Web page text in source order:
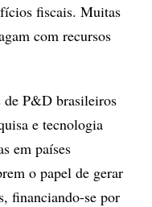
fiscais. Muitas
com recursos
P&D brasileiros
e tecnologia
em países
o papel de gerar
financiando-se por